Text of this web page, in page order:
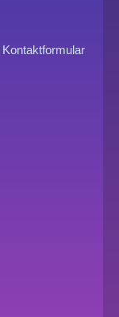
Kontaktformular